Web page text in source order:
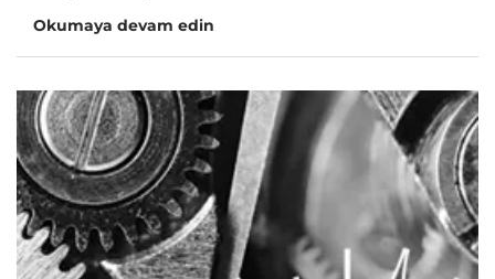
Okumaya devam edin